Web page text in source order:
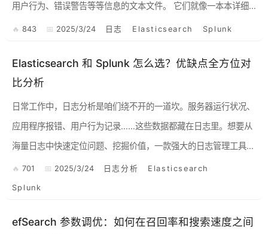
用户行为、错误警告等等信息的文本文件。 它们就像一本本详细
的“日记”，忠实地记录着发生的一切。 但问题来了，这些“日记...
843 2025/3/24 日志 Elasticsearch Splunk
Elasticsearch 和 Splunk 怎么选？优缺点全方位对
比分析
日常工作中，日志分析是咱们绕不开的一道坎。服务器运行状况、
应用程序报错、用户行为记录……这些数据都藏在日志里。想要从
海量日志中快速定位问题、挖掘价值，一款强大的日志管理工具必
不可少。今天，咱就来聊聊两款主流的日志分析工具：Elastics...
701 2025/3/24 日志分析 Elasticsearch
Splunk
efSearch 参数调优：如何在召回率和搜索速度之间